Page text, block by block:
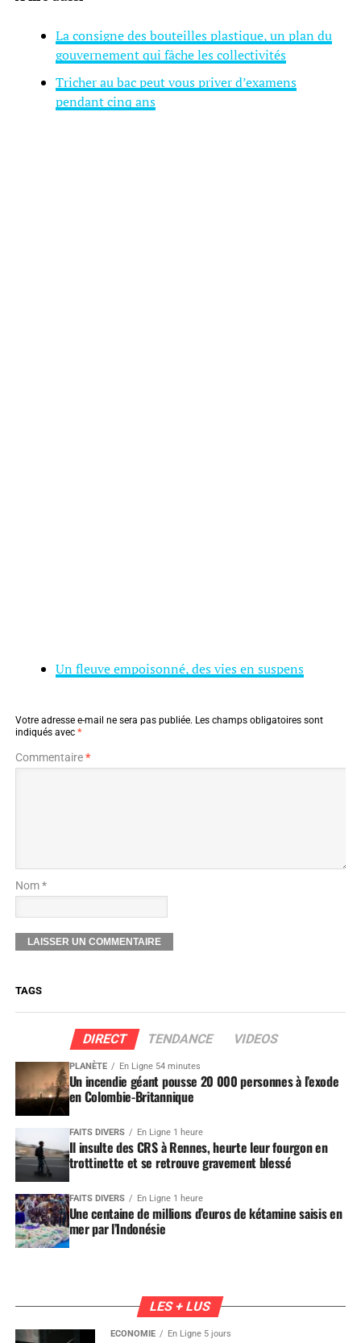
La consigne des bouteilles plastique, un plan du
gouvernement qui fâche les collectivités
Tricher au bac peut vous priver d’examens
pendant cinq ans
Un fleuve empoisonné, des vies en suspens
Votre adresse e-mail ne sera pas publiée. Les champs obligatoires sont
indiqués avec *
Commentaire*
Nom *
TAGS
DIRECT TENDANCE VIDEOS
PLANÈTE En Ligne 54 minutes
Un incendie géant pousse 20 000 personnes à l’exode
en Colombie-Britannique
FAITS DIVERS En Ligne 1 heure
Il insulte des CRS à Rennes, heurte leur fourgon en
trottinette et se retrouve gravement blessé
FAITS DIVERS En Ligne 1 heure
Une centaine de millions d’euros de kétamine saisis en
mer par l’Indonésie
LES + LUS
ÉCONOMIE En Ligne 5 jours